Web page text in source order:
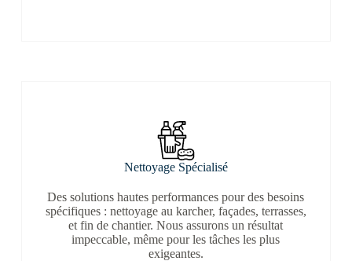
Nettoyage Spécialisé
Des solutions hautes performances pour des besoins
spécifiques : nettoyage au karcher, façades, terrasses,
et fin de chantier. Nous assurons un résultat
impeccable, même pour les tâches les plus
exigeantes.